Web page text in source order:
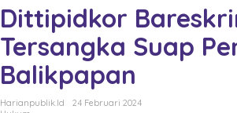
t
t
i
p
i
d
k
Dittipidkor
Tersangka Suap
Balikpapan
Harianpublik.id
24 Februari 2024